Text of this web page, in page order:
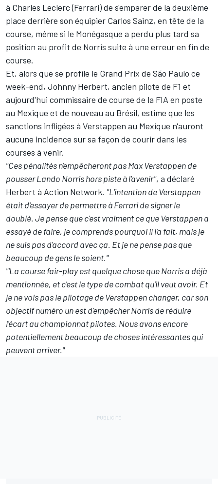
à Charles Leclerc(Ferrari) de s'emparer de la deuxième
place derrière son équipier Carlos Sainz, en tête de la
course, même si le Monégasque a perdu plus tard sa
position au profit de Norris suite à une erreur en fin de
course.
Et, alors que se profile le Grand Prix de São Paulo ce
week-end, Johnny Herbert, ancien pilote de F1 et
aujourd'hui commissaire de course de la FIA en poste
au Mexique et de nouveau au Brésil, estime que les
sanctions infligées à Verstappen au Mexique n'auront
aucune incidence sur sa façon de courir dans les
courses à venir.
"Ces pénalités n'empêcheront pas Max Verstappen de
pousser Lando Norris hors piste à l'avenir", a déclaré
Herbert à Action Network. "L'intention de Verstappen
était d'essayer de permettre à Ferrari de signer le
doublé. Je pense que c'est vraiment ce que Verstappen a
essayé de faire, je comprends pourquoi il l'a fait, mais je
ne suis pas d'accord avec ça. Et je ne pense pas que
beaucoup de gens le soient."
"'La course fair-play est quelque chose que Norris a déjà
mentionnée, et c'est le type de combat qu'il veut avoir. Et
je ne vois pas le pilotage de Verstappen changer, car son
objectif numéro un est d'empêcher Norris de réduire
l'écart au championnat pilotes. Nous avons encore
potentiellement beaucoup de choses intéressantes qui
peuvent arriver."